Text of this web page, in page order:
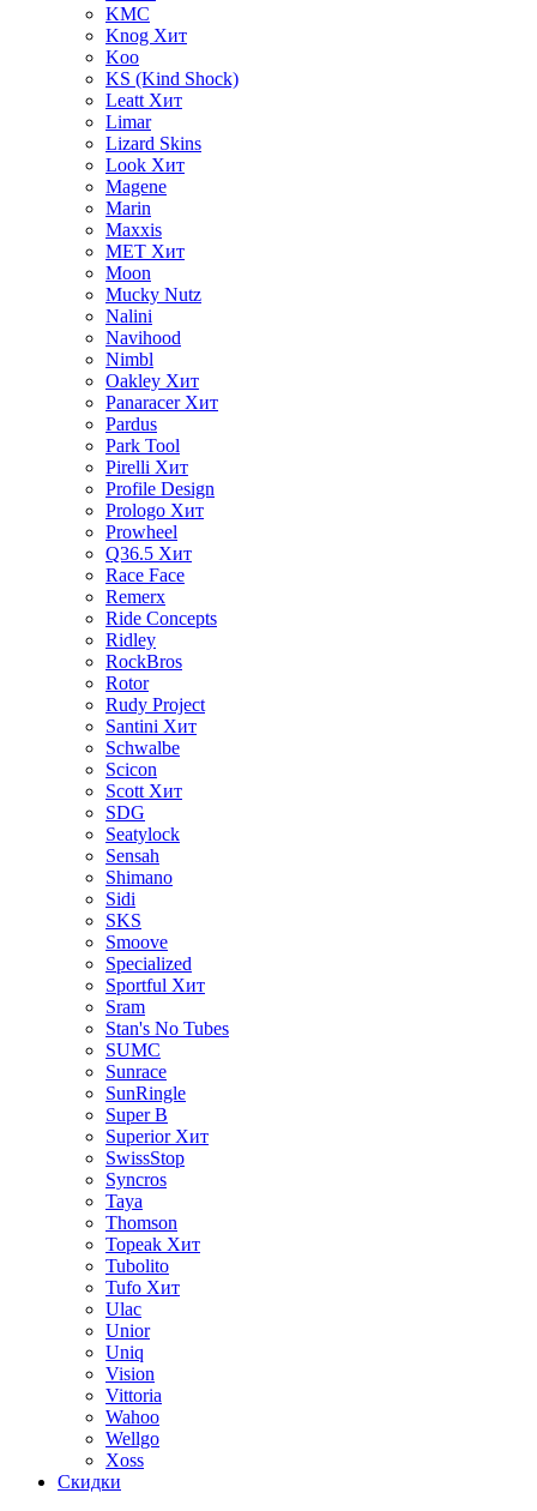
KMC
Knog Хит
Koo
KS (Kind Shock)
Leatt Хит
Limar
Lizard Skins
Look Хит
Magene
Marin
Maxxis
MET Хит
Moon
Mucky Nutz
Nalini
Navihood
Nimbl
Oakley Хит
Panaracer Хит
Pardus
Park Tool
Pirelli Хит
Profile Design
Prologo Хит
Prowheel
Q36.5 Хит
Race Face
Remerx
Ride Concepts
Ridley
RockBros
Rotor
Rudy Project
Santini Хит
Schwalbe
Scicon
Scott Хит
SDG
Seatylock
Sensah
Shimano
Sidi
SKS
Smoove
Specialized
Sportful Хит
Sram
Stan's No Tubes
SUMC
Sunrace
SunRingle
Super B
Superior Хит
SwissStop
Syncros
Taya
Thomson
Topeak Хит
Tubolito
Tufo Хит
Ulac
Unior
Uniq
Vision
Vittoria
Wahoo
Wellgo
Xoss
Скидки